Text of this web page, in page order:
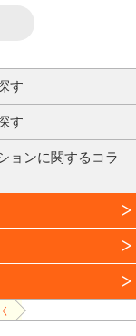
す
す
ョンに関するコラ